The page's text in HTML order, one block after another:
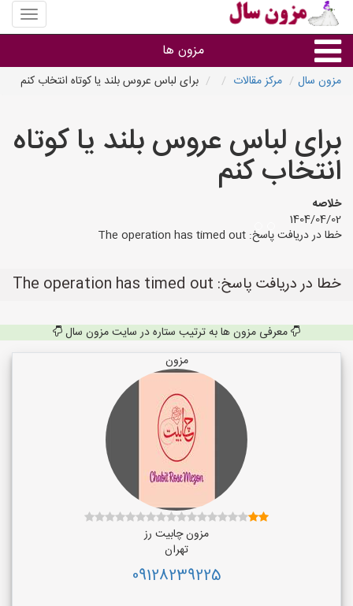
منوی
سایت
سال
مزون ها
استان ها
مزون سال مرکز مقالات برای لباس عروس بلند یا کوتاه انتخاب کنم
برای لباس عروس بلند یا کوتاه
انتخاب کنم
خلاصه
1404/04/02
خطا در دریافت پاسخ: The operation has timed out
خطا در دریافت پاسخ: The operation has timed out
معرفی مزون ها به ترتیب ستاره در سایت مزون سال
مزون
مزون چابیت رز
تهران
09128239225